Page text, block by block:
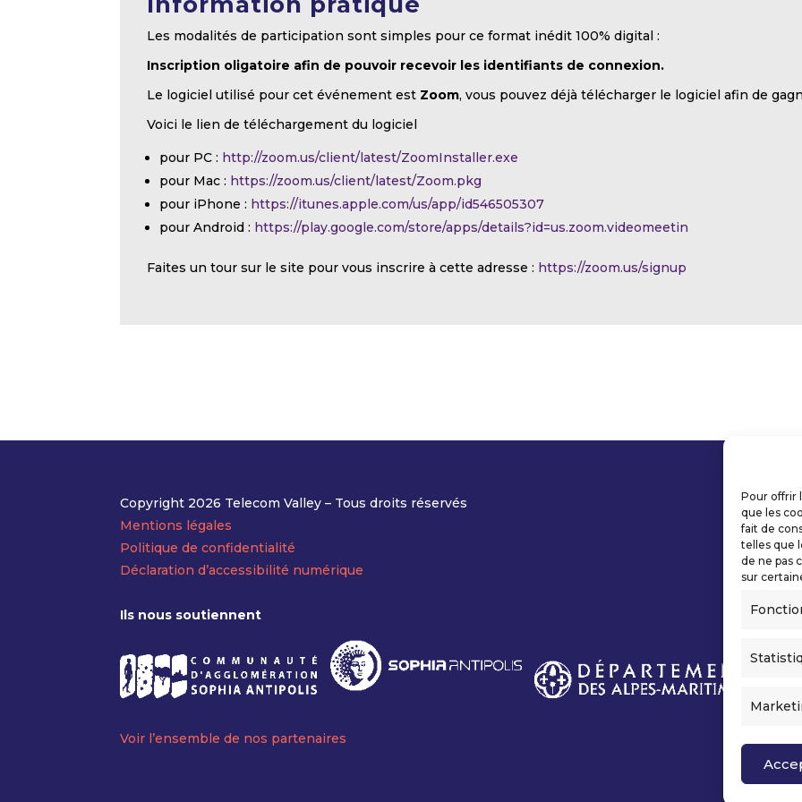
Pour offrir
que les
fait de
telles que
de ne pas
sur
Les modalités de participation sont simples pour ce format inédit 100% digital :
Inscription oligatoire afin de pouvoir recevoir les identifiants de connexion.
Le logiciel utilisé pour cet événement est Zoom, vous pouvez déjà télécharger le logiciel afin de
Voici le lien de téléchargement du logiciel
pour PC : http://zoom.us/client/latest/ZoomInstaller.exe
pour Mac : https://zoom.us/client/latest/Zoom.pkg
pour iPhone : https://itunes.apple.com/us/app/id546505307
pour Android : https://play.google.com/store/apps/details?id=us.zoom.videomeetin
Faites un tour sur le site pour vous inscrire à cette adresse : https://zoom.us/signup
Copyright 2026 Telecom Valley – Tous droits réservés
Mentions légales
Politique de confidentialité
Déclaration d’accessibilité numérique
Ils nous soutiennent
Voir l’ensemble de nos partenaires